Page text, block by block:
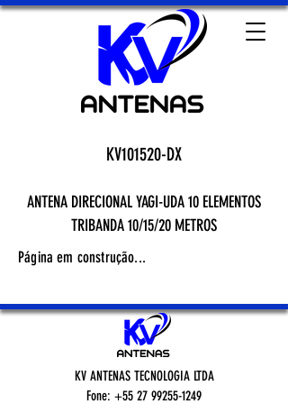
KV101520-DX
ANTENA DIRECIONAL YAGI-UDA 10 ELEMENTOS
TRIBANDA 10/15/20 METROS
Página em construção...
KV ANTENAS TECNOLOGIA LTDA
Fone: +55 27 99255-1249